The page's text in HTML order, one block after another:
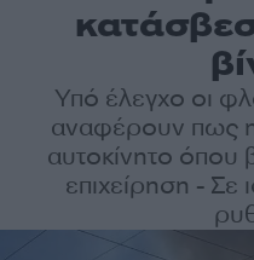
Υπό έλεγχο οι
αναφέρουν πως
αυτοκίνητο όπου
επιχείρηση - Σε